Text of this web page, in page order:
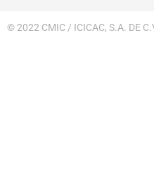
© 2022 CMIC / ICICAC, S.A. DE